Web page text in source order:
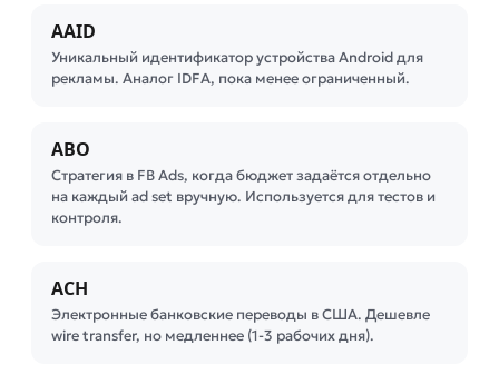
AAID
Уникальный идентификатор устройства Android для
рекламы. Аналог IDFA, пока менее ограниченный.
ABO
Стратегия в FB Ads, когда бюджет задаётся отдельно
на каждый ad set вручную. Используется для тестов и
контроля.
ACH
Электронные банковские переводы в США. Дешевле
wire transfer, но медленнее (1-3 рабочих дня).